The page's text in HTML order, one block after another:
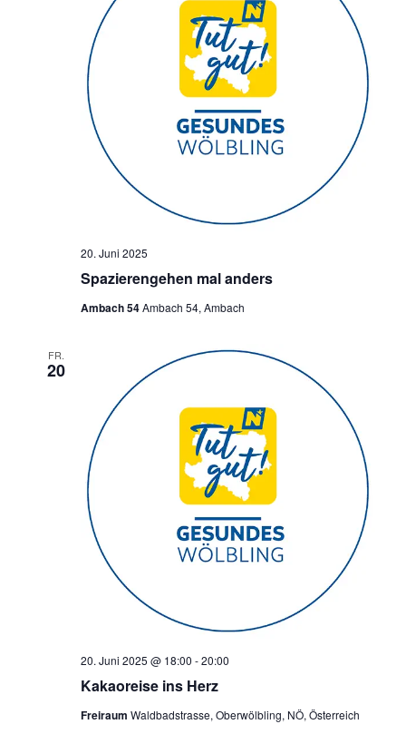
Spazierengehen mal anders
20. Juni 2025
Ambach 54Ambach 54, Ambach
FR.
20
Kakaoreise ins Herz
20. Juni 2025 @ 18:00 -20:00
Freiraum Waldbadstrasse, Oberwölbling, NÖ, Österreich